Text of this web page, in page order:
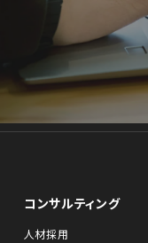
コンサルティング
人材採用